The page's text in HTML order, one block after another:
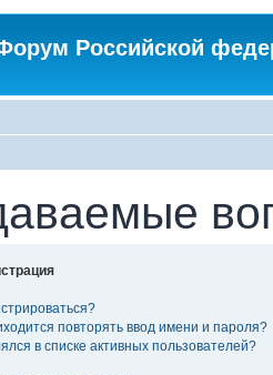
Российской
повторять ввод имени и пароля?
в списке активных пользователей?